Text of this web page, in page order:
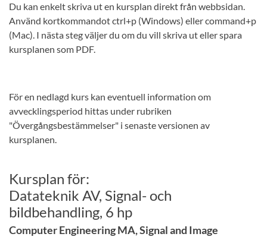
Du kan enkelt skriva ut en kursplan direkt från webbsidan.
Använd kortkommandot ctrl+p (Windows) eller command+p
(Mac). I nästa steg väljer du om du vill skriva ut eller spara
kursplanen som PDF.
För en nedlagd kurs kan eventuell information om
avvecklingsperiod hittas under rubriken
"Övergångsbestämmelser" i senaste versionen av
kursplanen.
Kursplan för:
Datateknik AV, Signal- och
bildbehandling, 6 hp
Computer Engineering MA, Signal and Image